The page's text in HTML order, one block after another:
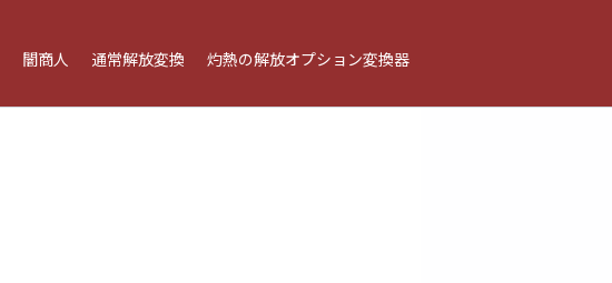
闇商人 通常解放変換 灼熱の解放オプション変換器